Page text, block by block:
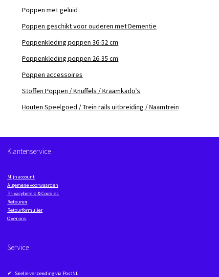
Poppen met geluid
Poppen geschikt voor ouderen met Dementie
Poppenkleding poppen 36-52 cm
Poppenkleding poppen 26-35 cm
Poppen accessoires
Stoffen Poppen / Knuffels / Kraamkado's
Houten Speelgoed / Trein rails uitbreiding / Naamtrein
Klantenservice
Mijn account
Algemene voorwaarden
Privacybeleid & Cookies
Retouren
Retourformulier
Over ons
Service
✔ Snelle verzending via PostNL